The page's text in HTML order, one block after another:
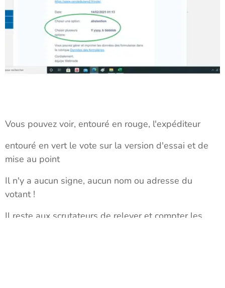
Vous pouvez voir, entouré en rouge, l'expéditeur
entouré en vert le vote sur la version d'essai et de
mise au point
Il n'y a aucun signe, aucun nom ou adresse du
votant !
Il reste aux scrutateurs de relever et compter les